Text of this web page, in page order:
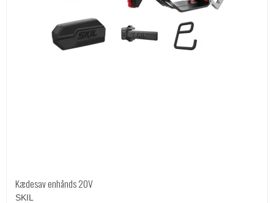
Kædesav enhånds 20V
SKIL